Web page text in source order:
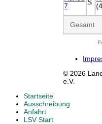
7
S
Gesamt
© 2026
e.V.
Startseite
Ausschreibung
Anfahrt
LSV Start